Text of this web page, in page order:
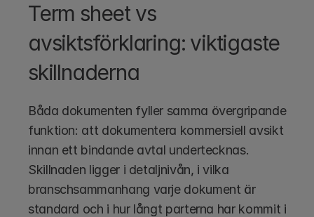
Term sheet vs
avsiktsförklaring: viktigaste
skillnaderna
Båda dokumenten fyller samma övergripande
funktion: att dokumentera kommersiell avsikt
innan ett bindande avtal undertecknas.
Skillnaden ligger i detaljnivån, i vilka
branschsammanhang varje dokument är
standard och i hur långt parterna har kommit i